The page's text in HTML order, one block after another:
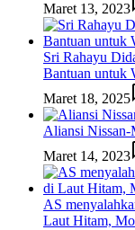
Maret 13, 2023
Sri Rahayu
Bantuan untuk
Maret 18, 2025
Aliansi
Maret 14, 2023
AS
Laut Hitam,